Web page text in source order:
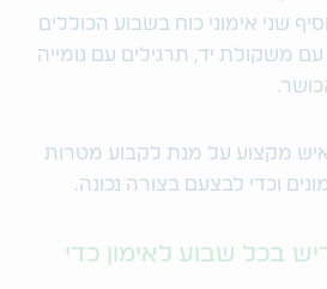
שני אימוני כוח בשבוע הכוללים
עם משקולת יד, תרגילים עם גומייה
מקצוע על מנת לקבוע מטרות
וכדי לבצעם בצורה נכונה.
בכל שבוע לאימון כדי